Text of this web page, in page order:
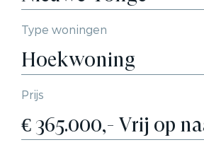
Type woningen
Hoekwoning
Prijs
€ 365.000,- Vrij op